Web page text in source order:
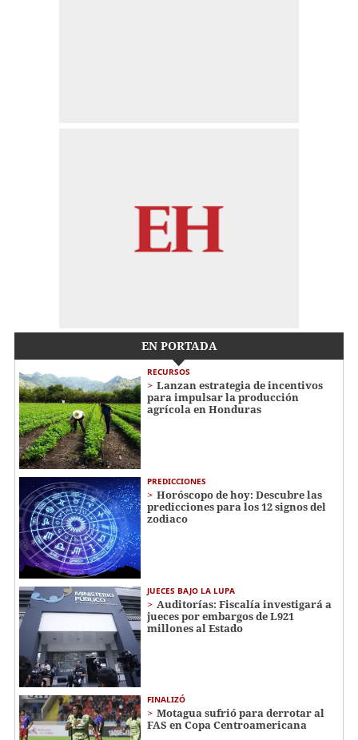
EN PORTADA
RECURSOS
Lanzan estrategia de incentivos
para impulsar la producción
agrícola en Honduras
PREDICCIONES
Horóscopo de hoy: Descubre las
predicciones para los 12 signos del
zodiaco
JUECES BAJO LA LUPA
Auditorías: Fiscalía investigará a
jueces por embargos de L921
millones al Estado
FINALIZÓ
Motagua sufrió para derrotar al
FAS en Copa Centroamericana